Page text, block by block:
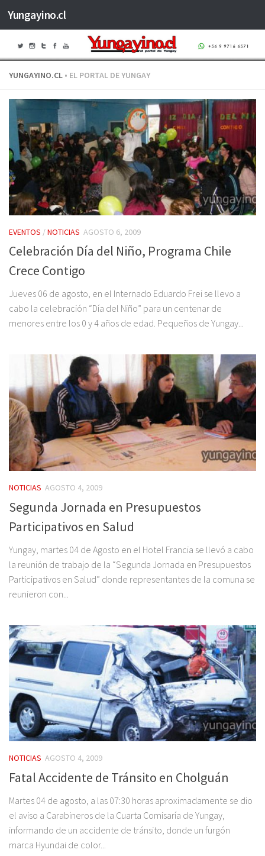
Saltar al contenido
Yungayino.cl
YUNGAYINO.CL • EL PORTAL DE YUNGAY
EVENTOS /NOTICIAS AGOSTO 6, 2009
Celebración Día del Niño, Programa Chile
Crece Contigo
Jueves 06 de agosto, en el Internado Eduardo Frei se llevo a
cabo la celebración “Día del Niño” para un centenar de
menores entre los 0 y 4 años de edad. Pequeños de Yungay...
NOTICIAS AGOSTO 4, 2009
Segunda Jornada en Presupuestos
Participativos en Salud
Yungay, martes 04 de Agosto en el Hotel Francia se llevó a cabo
la reunión de trabajo de la “Segunda Jornada en Presupuestos
Participativos en Salud” donde representantes de la comuna se
reunieron con...
NOTICIAS AGOSTO 4, 2009
Fatal Accidente de Tránsito en Cholguán
Martes 04 de agosto, a las 07:30 horas aproximadamente se dio
el aviso a Carabineros de la Cuarta Comisaría de Yungay,
informando de un accidente de tránsito, donde un furgón
marca Hyundai de color...